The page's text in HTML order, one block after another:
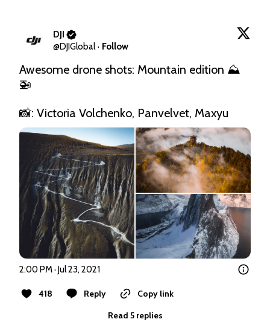
DJI
@DJIGlobal · Follow
Awesome drone shots: Mountain edition ⛰
🚁
📸: Victoria Volchenko, Panvelvet, Maxyu
2:00 PM · Jul 23, 2021
418 Reply
Copy link
Read 5 replies